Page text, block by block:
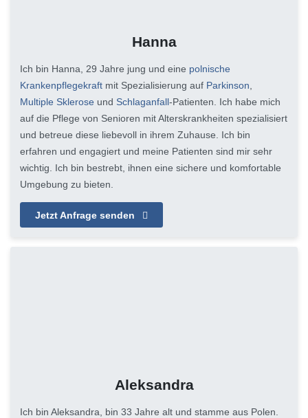
Hanna
Ich bin Hanna, 29 Jahre jung und eine polnische
Krankenpflegekraft mit Spezialisierung auf Parkinson,
Multiple Sklerose und Schlaganfall-Patienten. Ich habe mich
auf die Pflege von Senioren mit Alterskrankheiten spezialisiert
und betreue diese liebevoll in ihrem Zuhause. Ich bin
erfahren und engagiert und meine Patienten sind mir sehr
wichtig. Ich bin bestrebt, ihnen eine sichere und komfortable
Umgebung zu bieten.
Jetzt Anfrage senden
Aleksandra
Ich bin Aleksandra, bin 33 Jahre alt und stamme aus Polen.